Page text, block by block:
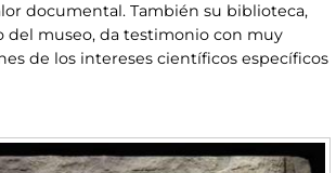
documental. También su biblioteca,
del museo, da testimonio con muy
de los intereses científicos específicos